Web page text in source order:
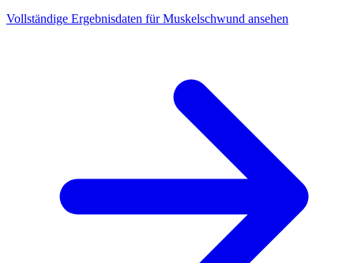
Vollständige Ergebnisdaten für Muskelschwund ansehen